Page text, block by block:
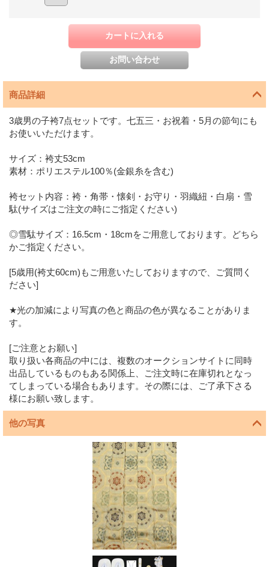
商品詳細
3歳男の子袴7点セットです。七五三・お祝着・5月の節句にも
お使いいただけます。
サイズ：袴丈53cm
素材：ポリエステル100％(金銀糸を含む)
袴セット内容：袴・角帯・懐剣・お守り・羽織紐・白扇・雪
駄(サイズはご注文の時にご指定ください)
◎雪駄サイズ：16.5cm・18cmをご用意しております。どちら
かご指定ください。
[5歳用(袴丈60cm)もご用意いたしておりますので、ご質問く
ださい]
★光の加減により写真の色と商品の色が異なることがありま
す。
[ご注意とお願い]
取り扱い各商品の中には、複数のオークションサイトに同時
出品しているものもある関係上、ご注文時に在庫切れとなっ
てしまっている場合もあります。その際には、ご了承下さる
様にお願い致します。
他の写真